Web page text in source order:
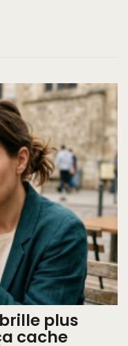
plus
cache